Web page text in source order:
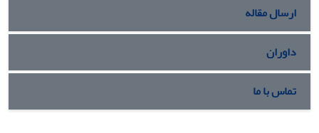
ارسال مقاله
داوران
تماس با ما